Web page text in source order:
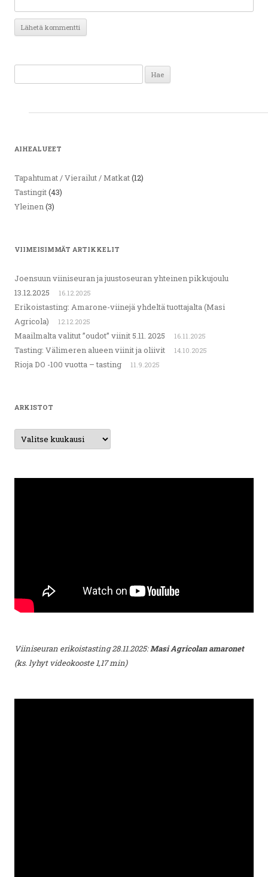
AIHEALUEET
Tapahtumat / Vierailut / Matkat(12)
Tastingit(43)
Yleinen(3)
VIIMEISIMMÄT ARTIKKELIT
Joensuun viiniseuran ja juustoseuran yhteinen pikkujoulu
13.12.2025
16.12.2025
Erikoistasting: Amarone-viinejä yhdeltä tuottajalta (Masi
Agricola)
12.12.2025
Maailmalta valitut ”oudot” viinit 5.11. 2025 16.11.2025
Tasting: Välimeren alueen viinit ja oliivit 14.10.2025
Rioja DO -100 vuotta – tasting 11.9.2025
ARKISTOT
Arkistot
Viiniseuran erikoistasting 28.11.2025:Masi Agricolan amaronet
(ks. lyhyt videokooste 1,17 min)